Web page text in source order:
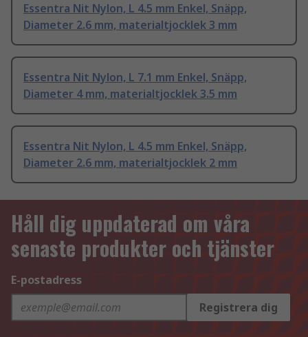
Essentra Nit Nylon, L 4.5 mm Enkel, Snäpp,
Diameter 2.6 mm, materialtjocklek 3 mm
Essentra Nit Nylon, L 7.1 mm Enkel, Snäpp,
Diameter 4 mm, materialtjocklek 3.5 mm
Essentra Nit Nylon, L 4.5 mm Enkel, Snäpp,
Diameter 2.6 mm, materialtjocklek 2 mm
Håll dig uppdaterad om våra
senaste produkter och tjänster
E-postadress
Registrera dig